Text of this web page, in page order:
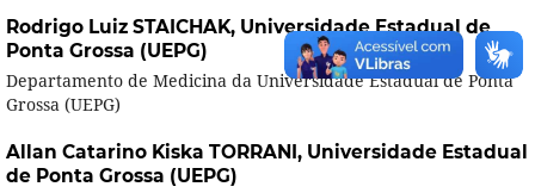
Rodrigo Luiz STAICHAK, Universidade Estadual de
Ponta Grossa (UEPG)
Departamento de Medicina da Universidade Estadual de Ponta
Grossa (UEPG)
Allan Catarino Kiska TORRANI, Universidade Estadual
de Ponta Grossa (UEPG)